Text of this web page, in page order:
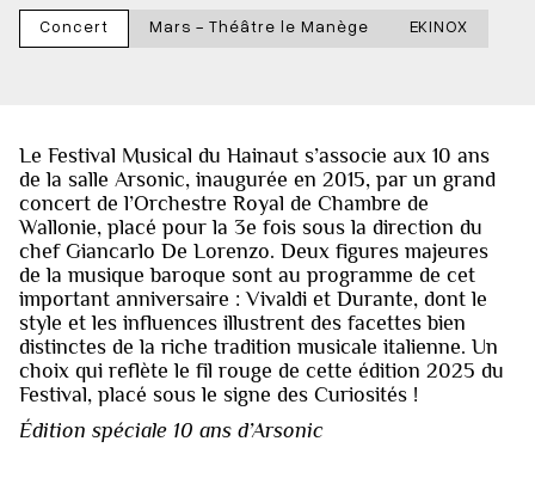
Concert Mars - Théâtre le Manège EKINOX
Le Festival Musical du Hainaut s’associe aux 10 ans
de la salle Arsonic, inaugurée en 2015, par un grand
concert de l’Orchestre Royal de Chambre de
Wallonie, placé pour la 3e fois sous la direction du
chef Giancarlo De Lorenzo. Deux figures majeures
de la musique baroque sont au programme de cet
important anniversaire : Vivaldi et Durante, dont le
style et les influences illustrent des facettes bien
distinctes de la riche tradition musicale italienne. Un
choix qui reflète le fil rouge de cette édition 2025 du
Festival, placé sous le signe des Curiosités !
Édition spéciale 10 ans d’Arsonic